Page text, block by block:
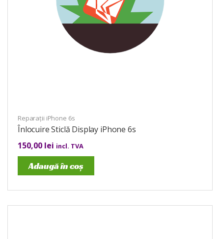
Reparații iPhone 6s
Înlocuire Sticlă Display iPhone 6s
150,00 lei incl. TVA
Adaugă în coș